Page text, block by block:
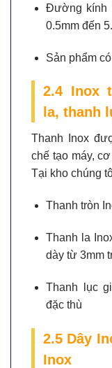
Đường kính
0.5mm đến
Sản phẩm
2.4 Inox
la, thanh
Thanh Inox
chế tạo máy,
Tại kho chúng
Thanh tròn
Thanh la
dày từ 3mm
Thanh lục
đặc thù
2.5 Dây
Inox